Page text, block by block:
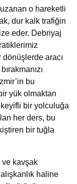
uzanan o hareketli
dur kalk trafiğin
eder. Debriyaj
aracı
bu
yük olmaktan
bir yolculuğa
her ders, bu
bir tuğla
ve kavşak
haline